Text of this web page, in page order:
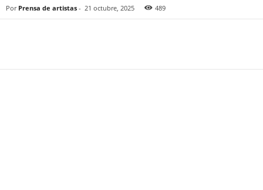
Por Prensa de artistas - 21 octubre, 2025 489